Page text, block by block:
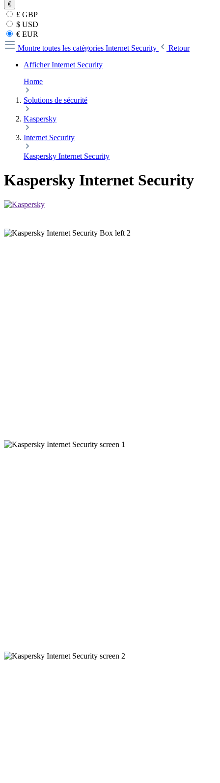
€
£ GBP
$ USD
€ EUR
Montre toutes les catégories Internet Security
Retour
Afficher Internet Security
Home
Solutions de sécurité
Kaspersky
Internet Security
Kaspersky Internet Security
Kaspersky Internet Security